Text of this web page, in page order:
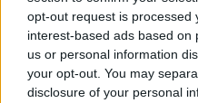
opt-out request is processed
interest-based ads based on
us or personal information
your opt-out. You may
disclosure of your personal